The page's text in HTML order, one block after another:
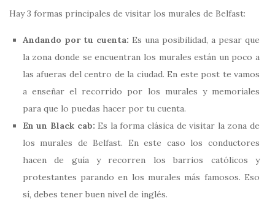
Hay 3 formas principales de visitar los murales de Belfast:
Andando por tu cuenta: Es una posibilidad, a pesar que
la zona donde se encuentran los murales están un poco a
las afueras del centro de la ciudad. En este post te vamos
a enseñar el recorrido por los murales y memoriales
para que lo puedas hacer por tu cuenta.
En un Black cab: Es la forma clásica de visitar la zona de
los murales de Belfast. En este caso los conductores
hacen de guía y recorren los barrios católicos y
protestantes parando en los murales más famosos. Eso
sí, debes tener buen nivel de inglés.